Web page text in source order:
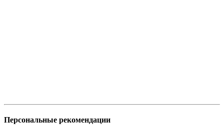
Персональные рекомендации